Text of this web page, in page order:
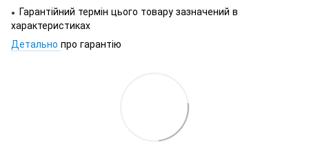
● Гарантійний термін цього товару зазначений в
характеристиках
Детально про гарантію